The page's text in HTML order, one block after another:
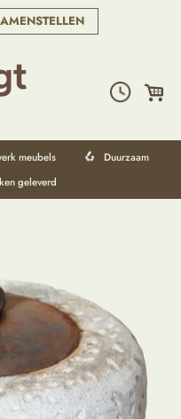
meubels
Duurzaam
geleverd